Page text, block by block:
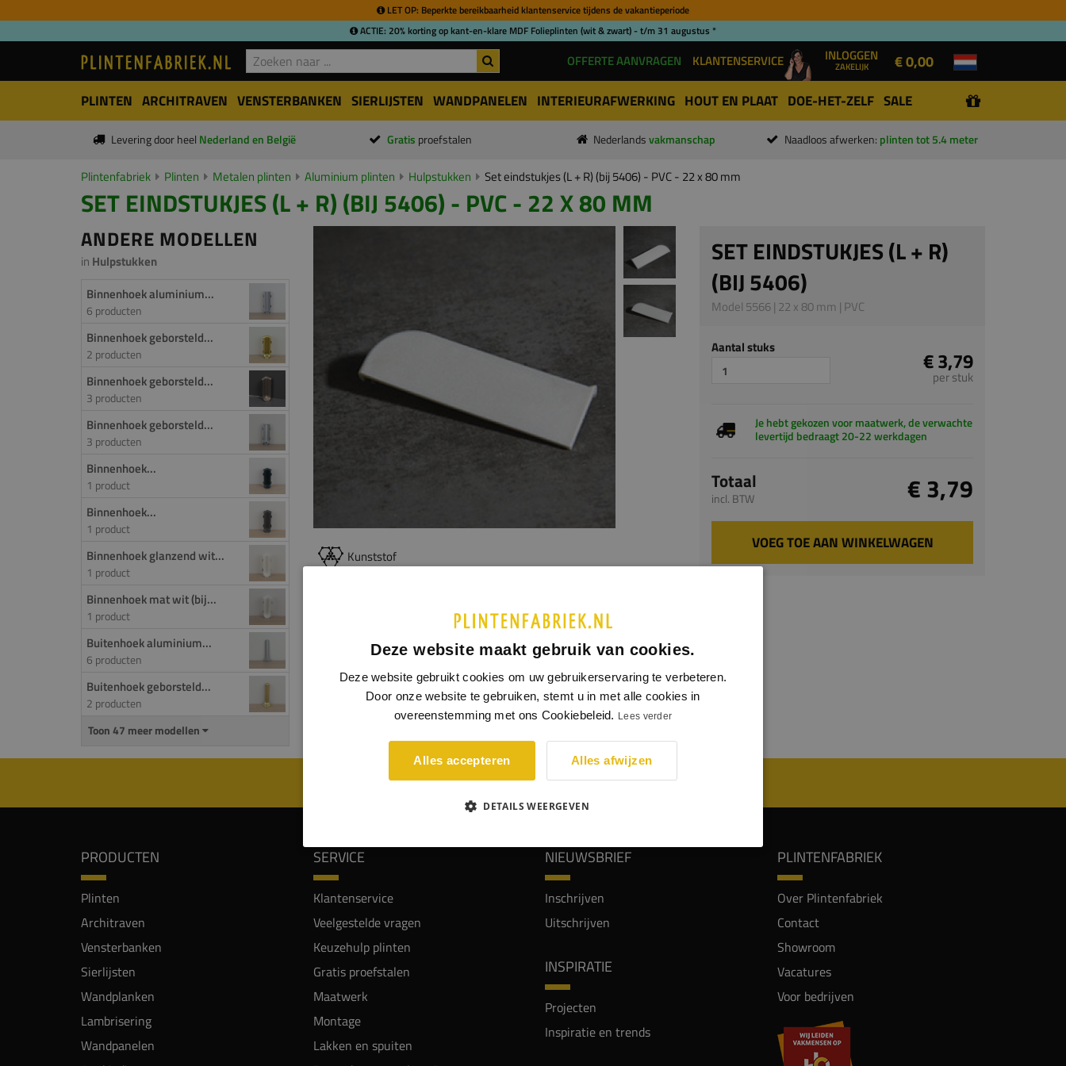
LET OP: Beperkte bereikbaarheid klantenservice tijdens de vakantieperiode
ACTIE: 20% korting op kant-en-klare MDF Folieplinten (wit & zwart) - t/m 31 augustus *
OFFERTE AANVRAGEN KLANTENSERVICE INLOGGEN
ZAKELIJK € 0,00
PLINTEN ARCHITRAVEN VENSTERBANKEN SIERLIJSTEN WANDPANELEN INTERIEURAFWERKING HOUT EN PLAAT DOE-HET-ZELF SALE
Levering door heel Nederland en België Gratis proefstalen Nederlands vakmanschap Naadloos afwerken: plinten tot 5.4 meter
Plintenfabriek Plinten Metalen plinten Aluminium plinten Hulpstukken Set eindstukjes (L + R) (bij 5406) - PVC - 22 x 80 mm
SET EINDSTUKJES (L + R) (BIJ 5406) - PVC - 22 X 80 MM
ANDERE MODELLEN
in Hulpstukken
Binnenhoek aluminium...
6 producten
Binnenhoek geborsteld...
2 producten
Binnenhoek geborsteld...
3 producten
Binnenhoek geborsteld...
3 producten
Binnenhoek...
1 product
Binnenhoek...
1 product
Binnenhoek glanzend wit...
1 product
Binnenhoek mat wit (bij...
1 product
Buitenhoek aluminium...
6 producten
Buitenhoek geborsteld...
2 producten
Toon 47 meer modellen
Kunststof
Set eindstukjes (links en rechts)bij aluminium plint model 5406.
SET EINDSTUKJES (L + R)
(BIJ 5406)
Model 5566 | 22 x 80 mm | PVC
Aantal stuks € 3,79
per stuk
Je hebt gekozen voor maatwerk, de verwachte
levertijd bedraagt 20-22 werkdagen
Totaal
incl. BTW € 3,79
VOEG TOE AAN WINKELWAGEN
WIJ WORDEN BEOORDEELD MET EEN 8.8
PRODUCTEN
Plinten
Architraven
Vensterbanken
Sierlijsten
Wandplanken
Lambrisering
Wandpanelen
SERVICE
Klantenservice
Veelgestelde vragen
Keuzehulp plinten
Gratis proefstalen
Maatwerk
Montage
Lakken en spuiten
NIEUWSBRIEF
Inschrijven
Uitschrijven
INSPIRATIE
Projecten
Inspiratie en trends
PLINTENFABRIEK
Over Plintenfabriek
Contact
Showroom
Vacatures
Voor bedrijven
Deze website maakt gebruik van cookies.
Deze website gebruikt cookies om uw gebruikerservaring te verbeteren.
Door onze website te gebruiken, stemt u in met alle cookies in
overeenstemming met ons Cookiebeleid. Lees verder
Alles accepteren Alles afwijzen
DETAILS WEERGEVEN